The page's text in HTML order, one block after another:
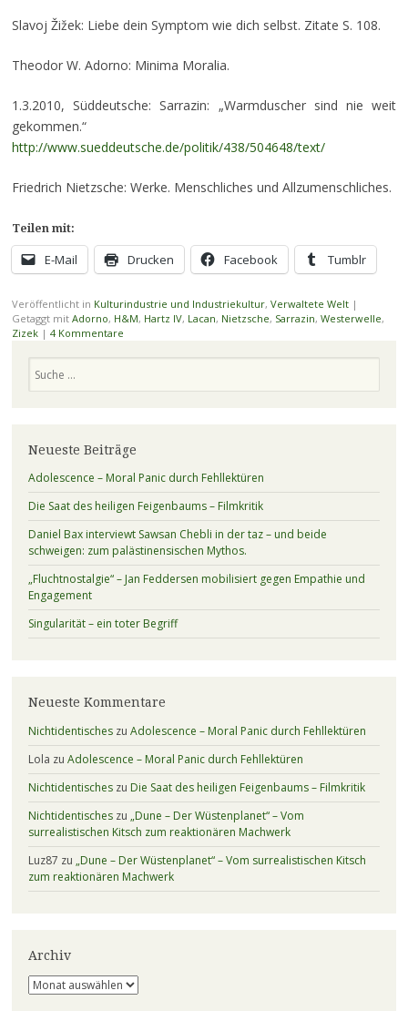
Slavoj Žižek: Liebe dein Symptom wie dich selbst. Zitate S. 108.
Theodor W. Adorno: Minima Moralia.
1.3.2010, Süddeutsche: Sarrazin: „Warmduscher sind nie weit
gekommen.“
http://www.sueddeutsche.de/politik/438/504648/text/
Friedrich Nietzsche: Werke. Menschliches und Allzumenschliches.
Teilen mit:
E-Mail Drucken Facebook Tumblr
Veröffentlicht in Kulturindustrie und Industriekultur, Verwaltete Welt |
Getaggt mit Adorno, H&M, Hartz IV, Lacan, Nietzsche, Sarrazin, Westerwelle,
Zizek | 4 Kommentare
Neueste Beiträge
Adolescence – Moral Panic durch Fehllektüren
Die Saat des heiligen Feigenbaums – Filmkritik
Daniel Bax interviewt Sawsan Chebli in der taz – und beide
schweigen: zum palästinensischen Mythos.
„Fluchtnostalgie“ – Jan Feddersen mobilisiert gegen Empathie und
Engagement
Singularität – ein toter Begriff
Neueste Kommentare
Nichtidentischeszu Adolescence – Moral Panic durch Fehllektüren
Lola zu Adolescence – Moral Panic durch Fehllektüren
Nichtidentischeszu Die Saat des heiligen Feigenbaums – Filmkritik
Nichtidentischeszu „Dune – Der Wüstenplanet“ – Vom
surrealistischen Kitsch zum reaktionären Machwerk
Luz87 zu „Dune – Der Wüstenplanet“ – Vom surrealistischen Kitsch
zum reaktionären Machwerk
Archiv
Archiv